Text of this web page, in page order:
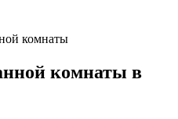
комнаты
комнаты в